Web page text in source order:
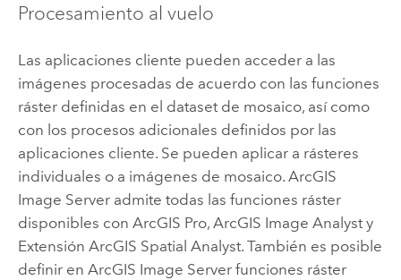
Procesamiento al vuelo
Las aplicaciones cliente pueden acceder a las
imágenes procesadas de acuerdo con las funciones
ráster definidas en el dataset de mosaico, así como
con los procesos adicionales definidos por las
aplicaciones cliente. Se pueden aplicar a rásteres
individuales o a imágenes de mosaico. ArcGIS
Image Serveradmite todas las funciones ráster
disponibles con ArcGIS Pro, ArcGIS Image Analysty
Extensión ArcGIS Spatial Analyst. También es posible
definir en ArcGIS Image Serverfunciones ráster